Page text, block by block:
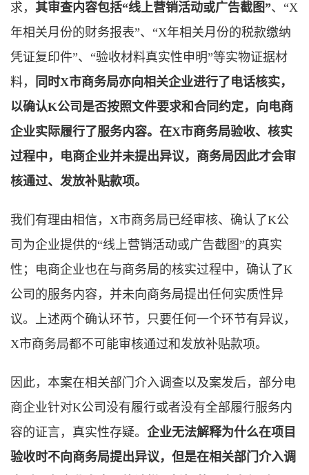
求， 其审查内容包括“线上营销活动或广告截图”、“X
年相关月份的财务报表”、“X年相关月份的税款缴纳
凭证复印件”、“验收材料真实性申明”等实物证据材
料，
同时X市商务局亦向相关企业进行了电话核实，
以确认K公司是否按照文件要求和合同约定，向电商
企业实际履行了服务内容。在X市商务局验收、核实
过程中，电商企业并未提出异议，商务局因此才会审
核通过、发放补贴款项。
我们有理由相信，X市商务局已经审核、确认了K公
司为企业提供的“线上营销活动或广告截图”的真实
性；电商企业也在与商务局的核实过程中，确认了K
公司的服务内容，并未向商务局提出任何实质性异
议。上述两个确认环节，只要任何一个环节有异议，
X市商务局都不可能审核通过和发放补贴款项。
因此，本案在相关部门介入调查以及案发后，部分电
商企业针对K公司没有履行或者没有全部履行服务内
容的证言，真实性存疑。 企业无法解释为什么在项目
验收时不向商务局提出异议，但是在相关部门介入调